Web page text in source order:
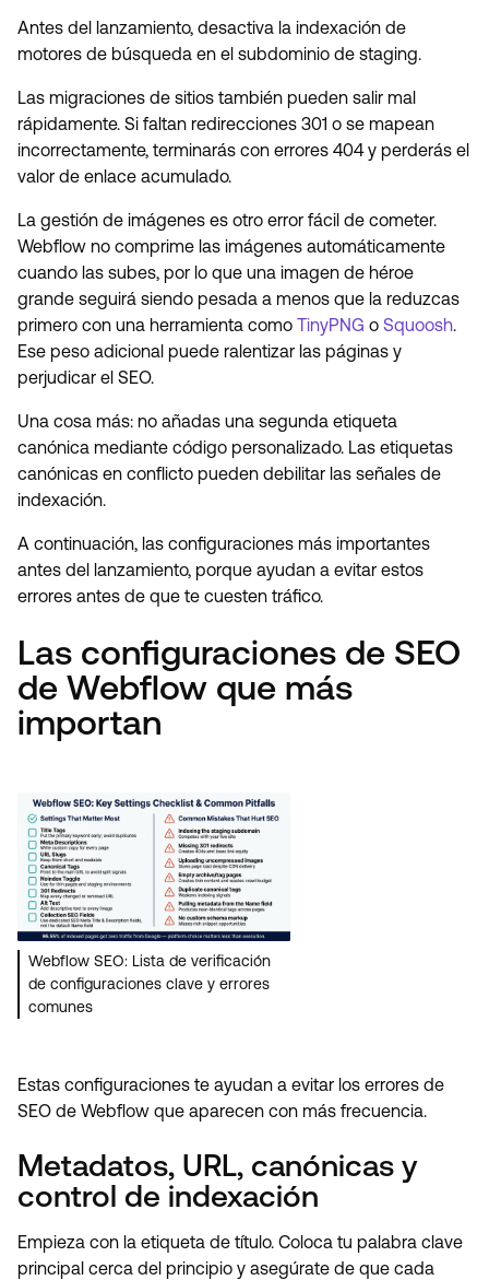
Antes del lanzamiento, desactiva la indexación de
motores de búsqueda en el subdominio de staging.
Las migraciones de sitios también pueden salir mal
rápidamente. Si faltan redirecciones 301 o se mapean
incorrectamente, terminarás con errores 404 y perderás el
valor de enlace acumulado.
La gestión de imágenes es otro error fácil de cometer.
Webflow no comprime las imágenes automáticamente
cuando las subes, por lo que una imagen de héroe
grande seguirá siendo pesada a menos que la reduzcas
primero con una herramienta como TinyPNG o Squoosh.
Ese peso adicional puede ralentizar las páginas y
perjudicar el SEO.
Una cosa más: no añadas una segunda etiqueta
canónica mediante código personalizado. Las etiquetas
canónicas en conflicto pueden debilitar las señales de
indexación.
A continuación, las configuraciones más importantes
antes del lanzamiento, porque ayudan a evitar estos
errores antes de que te cuesten tráfico.
Las configuraciones de SEO
de Webflow que más
importan
Webflow SEO: Lista de verificación
de configuraciones clave y errores
comunes
Estas configuraciones te ayudan a evitar los errores de
SEO de Webflow que aparecen con más frecuencia.
Metadatos, URL, canónicas y
control de indexación
Empieza con la etiqueta de título. Coloca tu palabra clave
principal cerca del principio y asegúrate de que cada